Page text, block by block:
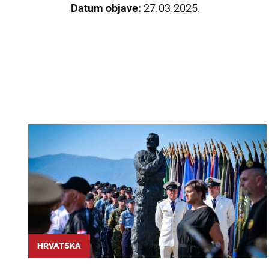
Datum objave:27.03.2025.
HRVATSKA